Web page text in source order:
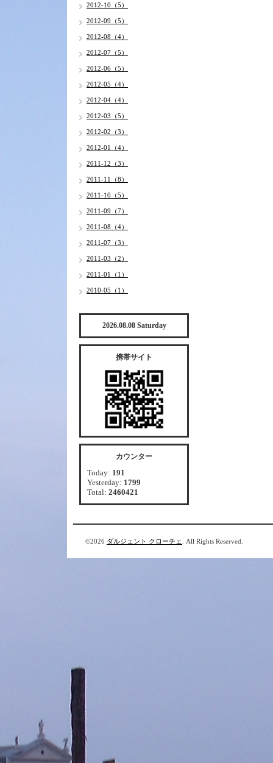
2012-10（5）
2012-09（5）
2012-08（4）
2012-07（5）
2012-06（5）
2012-05（4）
2012-04（4）
2012-03（5）
2012-02（3）
2012-01（4）
2011-12（3）
2011-11（8）
2011-10（5）
2011-09（7）
2011-08（4）
2011-07（3）
2011-03（2）
2011-01（1）
2010-05（1）
2026.08.08 Saturday
携帯サイト
カウンター
Today: 191
Yesterday: 1799
Total: 2460421
©2026 ダルジェント クローチェ . All Rights Reserved.